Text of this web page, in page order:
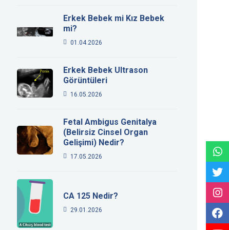
Erkek Bebek mi Kız Bebek
mi?
01.04.2026
Erkek Bebek Ultrason
Görüntüleri
16.05.2026
Fetal Ambigus Genitalya
(Belirsiz Cinsel Organ
Gelişimi) Nedir?
17.05.2026
CA 125 Nedir?
29.01.2026